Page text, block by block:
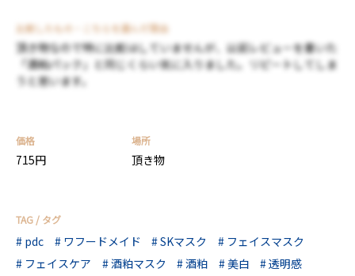
比較したもの・こちらを選んだ理由
頂き物なので特に比較はしていませんが、以前レビューを書いた
「酒粕パック」と同じくらい気に入りました。リピートしてしま
うと思います。
価格
715円
場所
頂き物
TAG / タグ
pdc ワフードメイド SKマスク
フェイスマスク
フェイスケア
酒粕マスク 酒粕 美白
透明感